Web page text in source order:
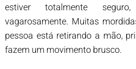
estiver totalmente
vagarosamente. Muitas
pessoa está retirando a mão,
fazem um movimento brusco.